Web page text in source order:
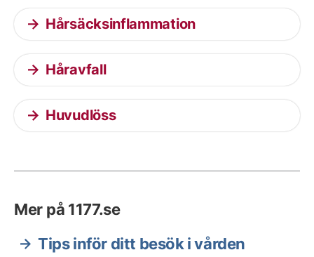
Hårsäcksinflammation
Håravfall
Huvudlöss
Mer på 1177.se
Tips inför ditt besök i vården